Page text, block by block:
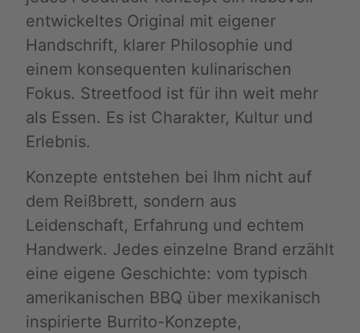
entwickeltes Original mit eigener
Handschrift, klarer Philosophie und
einem konsequenten kulinarischen
Fokus. Streetfood ist für ihn weit mehr
als Essen. Es ist Charakter, Kultur und
Erlebnis.
Konzepte entstehen bei Ihm nicht auf
dem Reißbrett, sondern aus
Leidenschaft, Erfahrung und echtem
Handwerk. Jedes einzelne Brand erzählt
eine eigene Geschichte: vom typisch
amerikanischen BBQ über mexikanisch
inspirierte Burrito-Konzepte,